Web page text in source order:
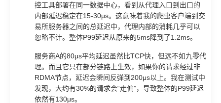
控工具部署在同一数据中心，看到从代理入口到出口的
内部延迟稳定在15-30μs。这意味着我的爬虫客户端到交
易所服务器之间的总延迟中，代理内部的消耗几乎可以
忽略不计。整体P99延迟从原来的5ms降到了1.2ms。
服务商A的80μs平均延迟虽然比TCP快，但远不如九零代
理。而且它只在部分链路上生效，如果你的请求经过非
RDMA节点，延迟会瞬间反弹到200μs以上。我在测试中
发现，大约有30%的请求会“走偏”，导致整体的P99延迟
依然有130μs。